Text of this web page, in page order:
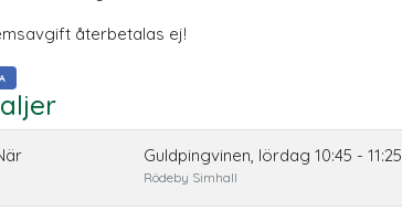
återbetalas ej!
Guldpingvinen, lördag 10:45 - 11:25
Rödeby Simhall